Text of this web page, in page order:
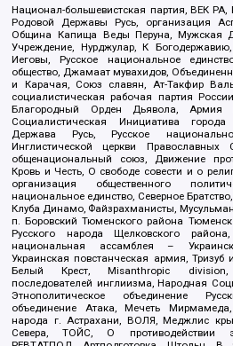
Национал-большевистская партия, ВЕК
Родовой Державы Русь, организация
Община Капища Веды Перуна, Мужская
Учреждение, Нурджулар, К
Иеговы, Русское национальное
общество, Джамаат мувахидов,
и Карачая, Союз славян, Ат-Такфир
социалистическая рабочая партия
Благородный Орден Дьявола, Армия
Социалистическая Инициатива
Держава Русь, Русское
Инглистической церкви Православных
общенациональный союз, Движение
Кровь и Честь, О свободе совести и о
организация общественного
национальное единство, Северное
Клуба Динамо, Файзрахманисты,
п. Боровский Тюменского района
Русского народа Щелковского
национальная ассамблея –
Украинская повстанческая армия, Тризуб
Белый Крест, Misanthropic division,
последователей инглиизма, Народная
Этнополитическое объединение
объединение Атака, Мечеть
народа г. Астрахани, ВОЛЯ, Меджлис
Севера, ТОЙС, О противодействии